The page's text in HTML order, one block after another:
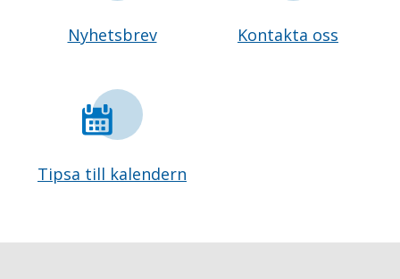
Nyhetsbrev Kontakta oss
Tipsa till kalendern